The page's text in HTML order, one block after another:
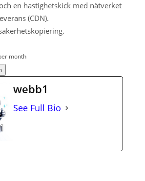
en hastighetskick med nätverket
(CDN).
month
webb1
See Full Bio